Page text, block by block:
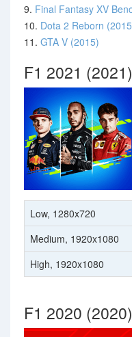
9. Final Fantasy XV
10. Dota 2 Reborn
11. GTA V (2015)
F1 2021 (2021)
Low, 1280x720
Medium, 1920x1080
High, 1920x1080
F1 2020 (2020)